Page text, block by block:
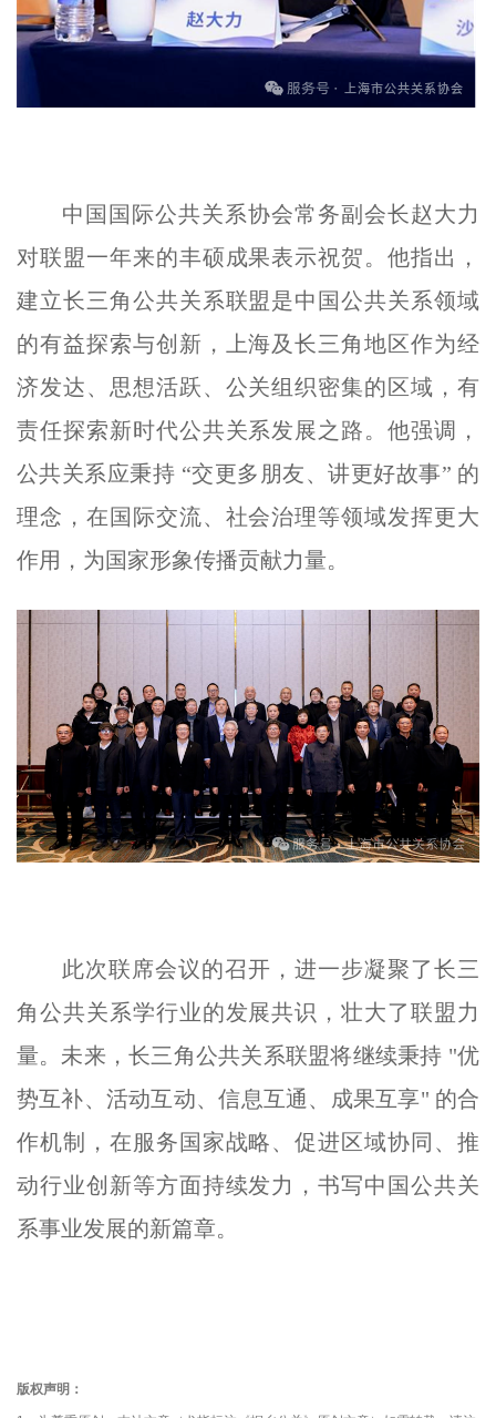
中国国际公共关系协会常务副会长赵大力
对联盟一年来的丰硕成果表示祝贺。他指出，
建立长三角公共关系联盟是中国公共关系领域
的有益探索与创新，上海及长三角地区作为经
济发达、思想活跃、公关组织密集的区域，有
责任探索新时代公共关系发展之路。他强调，
公共关系应秉持 “交更多朋友、讲更好故事” 的
理念，在国际交流、社会治理等领域发挥更大
作用，为国家形象传播贡献力量。
此次联席会议的召开，进一步凝聚了长三
角公共关系学行业的发展共识，壮大了联盟力
量。未来，长三角公共关系联盟将继续秉持 "优
势互补、活动互动、信息互通、成果互享" 的合
作机制，在服务国家战略、促进区域协同、推
动行业创新等方面持续发力，书写中国公共关
系事业发展的新篇章。
版权声明：